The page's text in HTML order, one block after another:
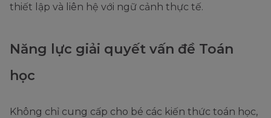
thiết lập và liên hệ với ngữ cảnh thực tế.
Năng lực giải quyết vấn đề Toán
học
Không chỉ cung cấp cho bé các kiến thức toán học,